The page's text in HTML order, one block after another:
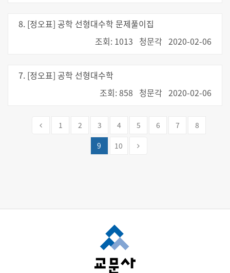
8. [정오표] 공학 선형대수학 문제풀이집
조회: 1013 청문각 2020-02-06
7. [정오표] 공학 선형대수학
조회: 858 청문각 2020-02-06
1 2 3 4 5 6 7
8
9
10